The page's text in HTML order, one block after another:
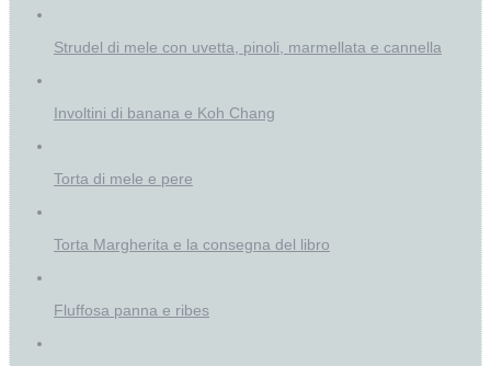
Strudel di mele con uvetta, pinoli, marmellata e cannella
Involtini di banana e Koh Chang
Torta di mele e pere
Torta Margherita e la consegna del libro
Fluffosa panna e ribes